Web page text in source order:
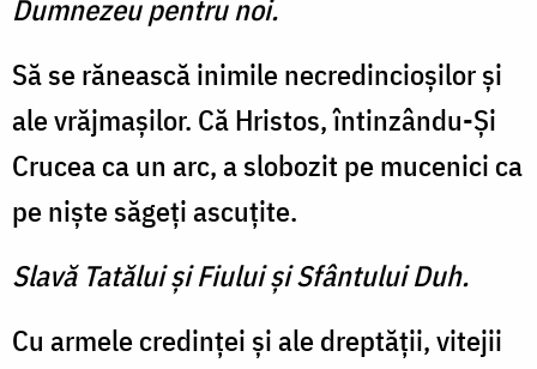
Dumnezeu pentru noi.
Să se rănească inimile necredincioşilor şi
ale vrăjmaşilor. Că Hristos, întinzându-Şi
Crucea ca un arc, a slobozit pe mucenici ca
pe nişte săgeţi ascuţite.
Slavă Tatălui şi Fiului şi Sfântului Duh.
Cu armele credinţei şi ale dreptăţii, vitejii